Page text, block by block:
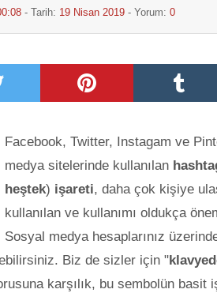
- Tarih: 19 Nisan 2019 - Yorum: 0
Facebook, Twitter, Instagam ve
medya sitelerinde kullanılan
heştek) işareti, daha çok kişiye
kullanılan ve kullanımı oldukça
Sosyal medya hesaplarınız
Biz de sizler için "
karşılık, bu sembolün basit